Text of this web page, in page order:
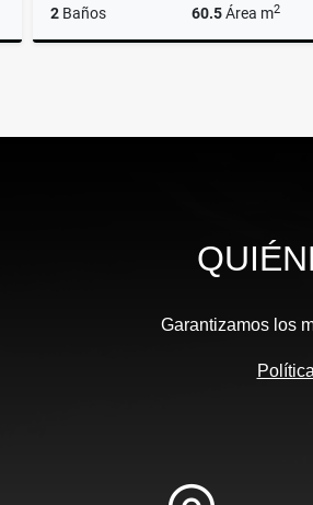
2Baños 60.5Área m2
Garantizamos los